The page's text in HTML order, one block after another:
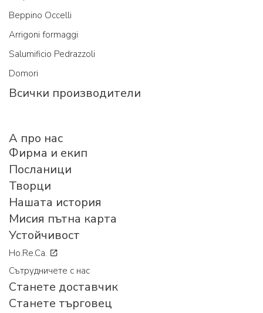
Beppino Occelli
Arrigoni formaggi
Salumificio Pedrazzoli
Domori
Всички производители
A про нас
Фирма и екип
Посланици
Творци
Нашата история
Мисия пътна карта
Устойчивост
Ho.Re.Ca.
Сътрудничете с нас
Станете доставчик
Станете търговец